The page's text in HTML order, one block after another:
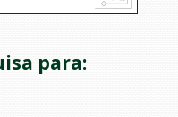
para: